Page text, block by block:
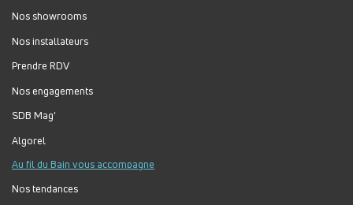
Nos showrooms
Nos installateurs
Prendre RDV
Nos engagements
SDB Mag'
Algorel
Au fil du Bain vous accompagne
Nos tendances